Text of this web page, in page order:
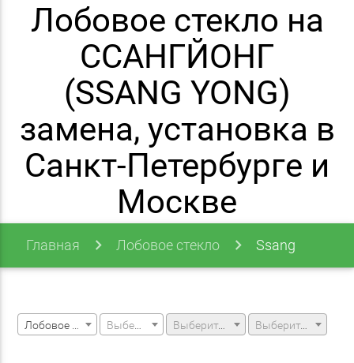
Лобовое стекло на
ССАНГЙОНГ
(SSANG YONG)
замена, установка в
Санкт-Петербурге и
Москве
Главная Лобовое стекло Ssang
Выберите модель машины Выберите модификацию